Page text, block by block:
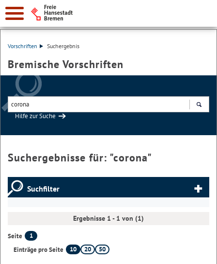
Vorschriften Suchergebnis
Bremische Vorschriften
Hilfe zur Suche
Suchergebnisse für: "corona"
Suchfilter
Ergebnisse 1 - 1 von (1)
Seite
1
Einträge pro Seite
10 20 50